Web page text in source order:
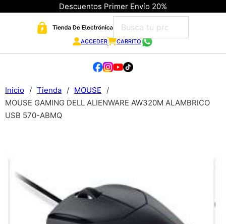
Descuentos Primer Envío 20%
ACCEDER CARRITO
Inicio / Tienda / MOUSE
/
MOUSE GAMING DELL ALIENWARE AW320M ALAMBRICO
USB 570-ABMQ